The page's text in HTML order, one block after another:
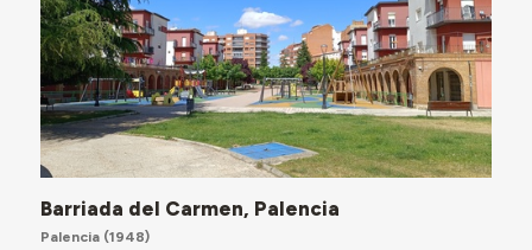
Barriada del Carmen, Palencia
Palencia(1948)